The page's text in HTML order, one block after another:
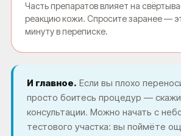
Часть препаратов влияет на
реакцию кожи. Спросите заранее —
минуту в переписке.
И главное. Если вы плохо
просто боитесь процедур —
консультации. Можно начать с
тестового участка: вы поймёте
НАЖИМАЯ, ВЫ ДАЕТЕ СОГЛАСИЕ НА ОБРАБОТКУ СВОИХ ПЕРСОНАЛЬНЫХ
ДАННЫХ